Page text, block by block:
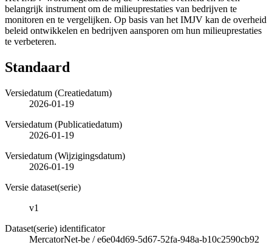
belangrijk instrument om de milieuprestaties van bedrijven te
monitoren en te vergelijken. Op basis van het IMJV kan de overheid
beleid ontwikkelen en bedrijven aansporen om hun milieuprestaties
te verbeteren.
Standaard
Versiedatum (Creatiedatum)
2026-01-19
Versiedatum (Publicatiedatum)
2026-01-19
Versiedatum (Wijzigingsdatum)
2026-01-19
Versie dataset(serie)
v1
Dataset(serie) identificator
MercatorNet-be /e6e04d69-5d67-52fa-948a-b10c2590cb92